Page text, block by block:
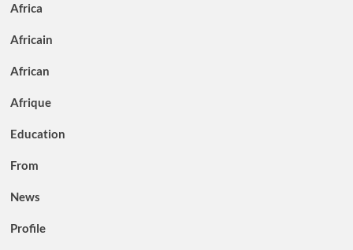
Africa
Africain
African
Afrique
Education
From
News
Profile